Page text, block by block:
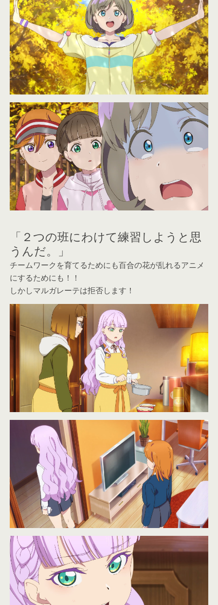
「２つの班にわけて練習しようと思
うんだ。」
チームワークを育てるためにも百合の花が乱れるアニメ
にするためにも！！
しかしマルガレーテは拒否します！